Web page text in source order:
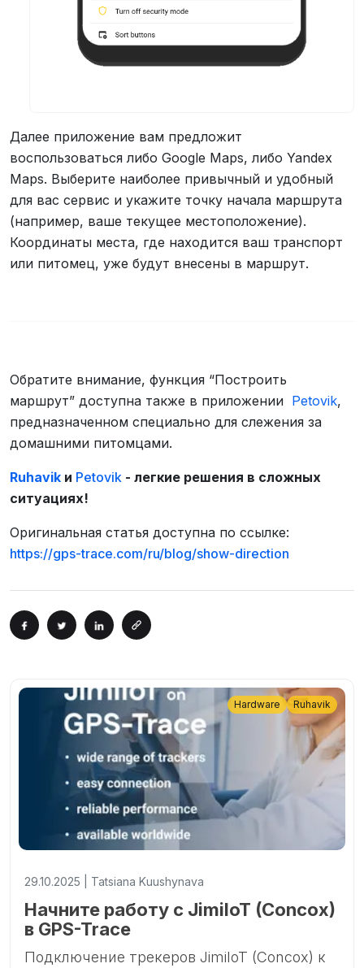
Далее приложение вам предложит
воспользоваться либо Google Maps, либо Yandex
Maps. Выберите наиболее привычный и удобный
для вас сервис и укажите точку начала маршрута
(например, ваше текущее местоположение).
Координаты места, где находится ваш транспорт
или питомец, уже будут внесены в маршрут.
Обратите внимание, функция “Построить
маршрут” доступна также в приложении Petovik,
предназначенном специально для слежения за
домашними питомцами.
Ruhavik и Petovik - легкие решения в сложных
ситуациях!
Оригинальная статья доступна по ссылке:
https://gps-trace.com/ru/blog/show-direction
29.10.2025 | Tatsiana Kuushynava
Начните работу с JimiIoT (Concox)
в GPS-Trace
Подключение трекеров JimiIoT (Concox) к
Hardware Ruhavik